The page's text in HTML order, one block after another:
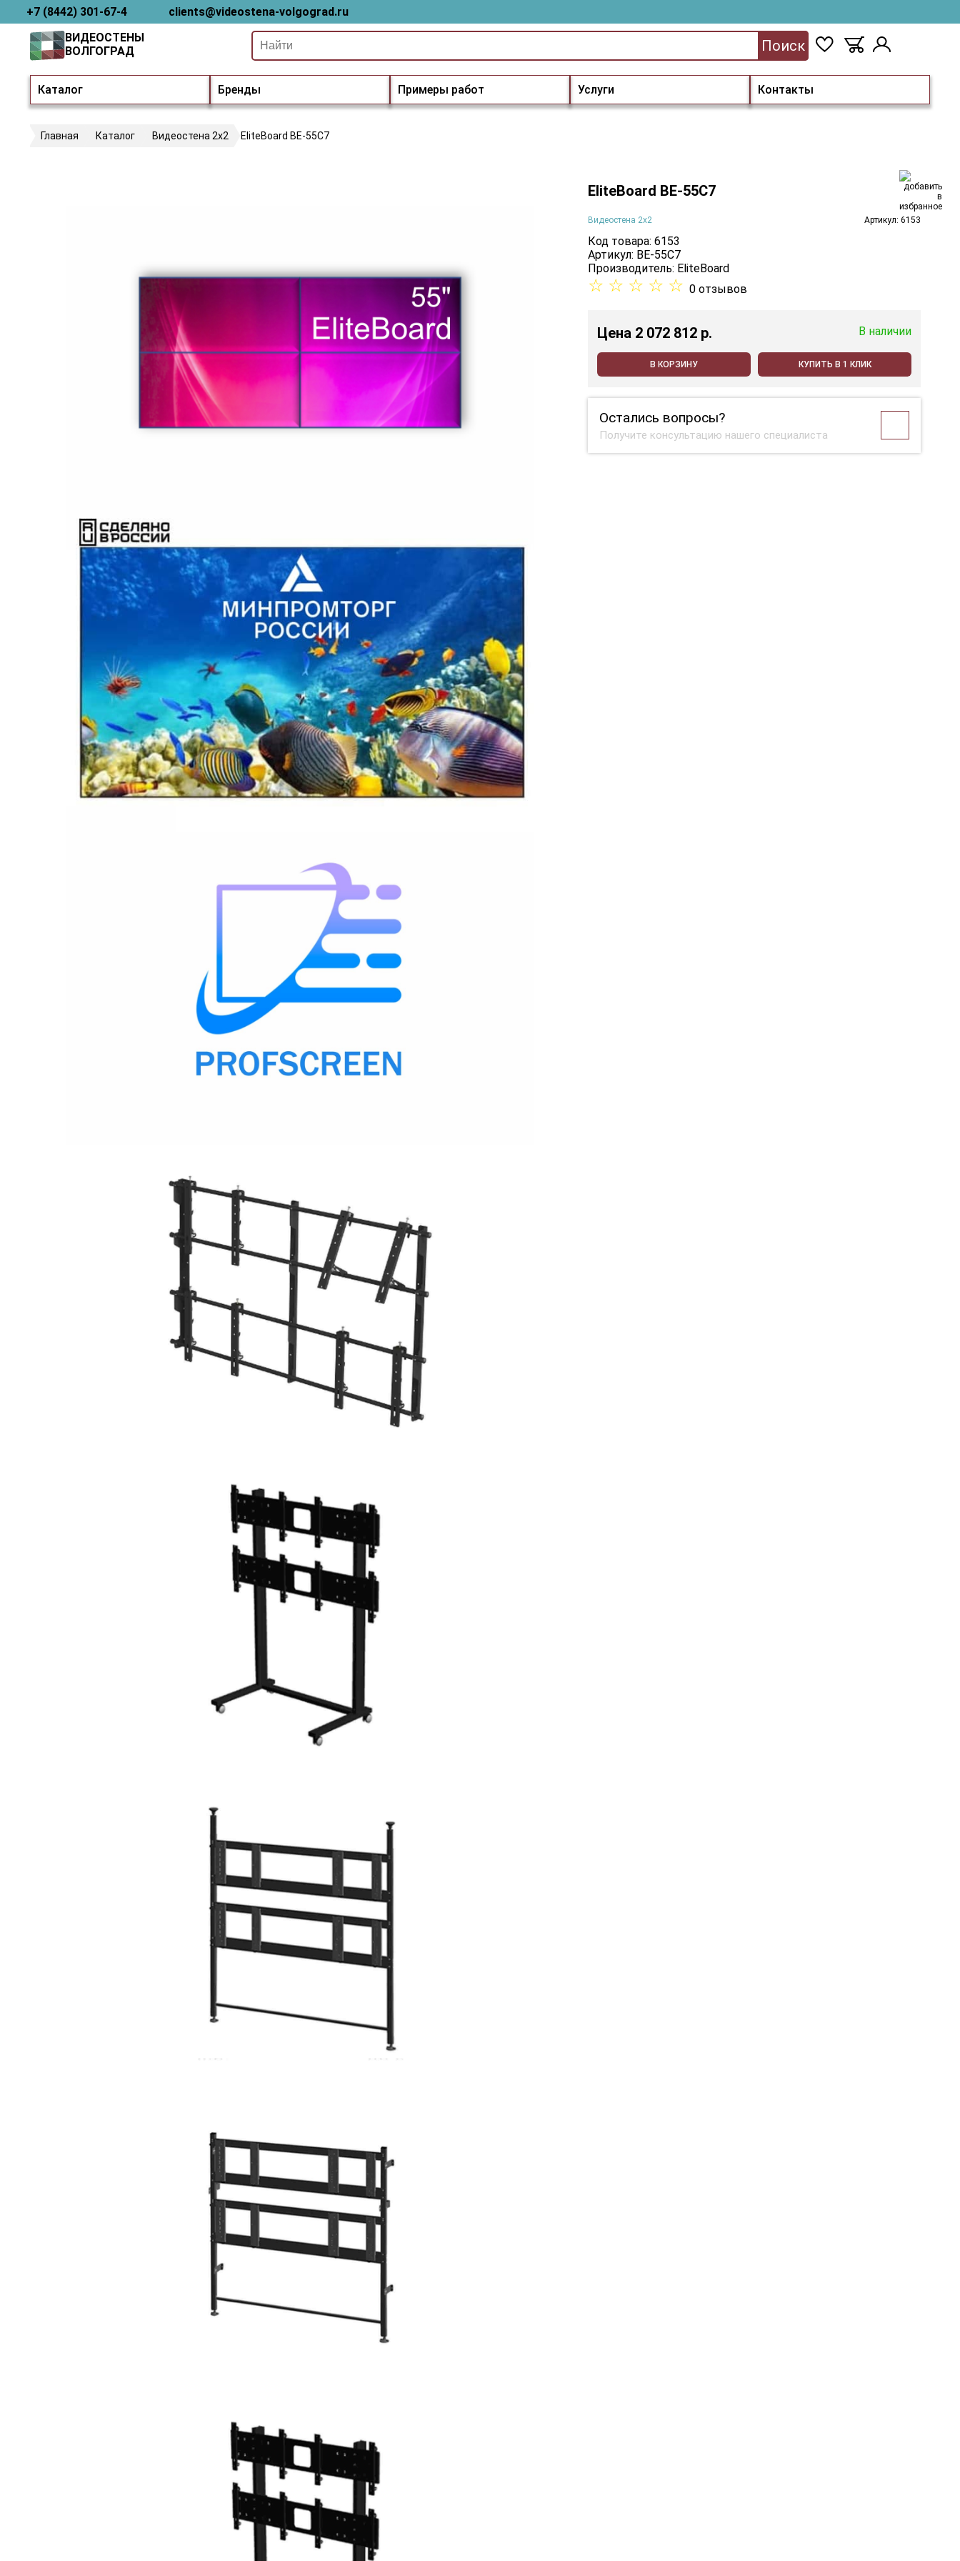
+7 (8442) 301-67-4 clients@videostena-volgograd.ru
Каталог Бренды Примеры работ Услуги Контакты
ВИДЕОСТЕНЫ
ВОЛГОГРАД
Поиск
Главная Каталог Видеостена 2x2 EliteBoard BE-55C7
EliteBoard BE-55C7
Видеостена 2x2 Артикул: 6153
Код товара: 6153
Артикул: BE-55C7
Производитель: EliteBoard
☆ ☆ ☆ ☆ ☆ 0 отзывов
Цена 2 072 812 p. В наличии
В КОРЗИНУ КУПИТЬ В 1 КЛИК
Остались вопросы?
Получите консультацию нашего специалиста